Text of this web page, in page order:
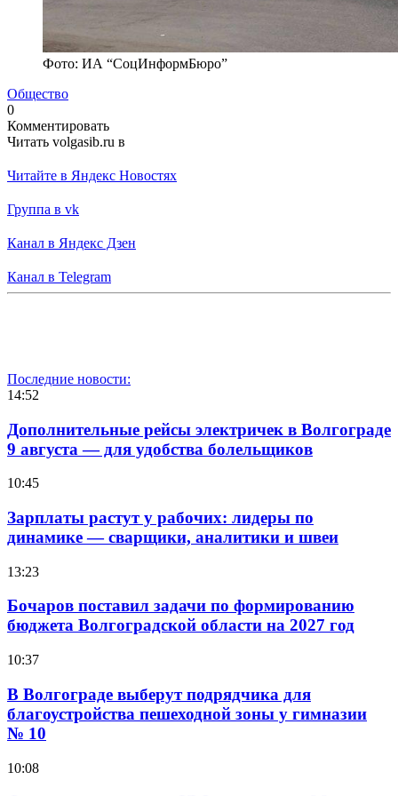
Фото: ИА “СоцИнформБюро”
Общество
0
Комментировать
Читать volgasib.ru в
Читайте в Яндекс Новостях
Группа в vk
Канал в Яндекс Дзен
Канал в Telegram
Последние новости:
14:52
Дополнительные рейсы электричек в Волгограде
9 августа — для удобства болельщиков
10:45
Зарплаты растут у рабочих: лидеры по
динамике — сварщики, аналитики и швеи
13:23
Бочаров поставил задачи по формированию
бюджета Волгоградской области на 2027 год
10:37
В Волгограде выберут подрядчика для
благоустройства пешеходной зоны у гимназии
№ 10
10:08